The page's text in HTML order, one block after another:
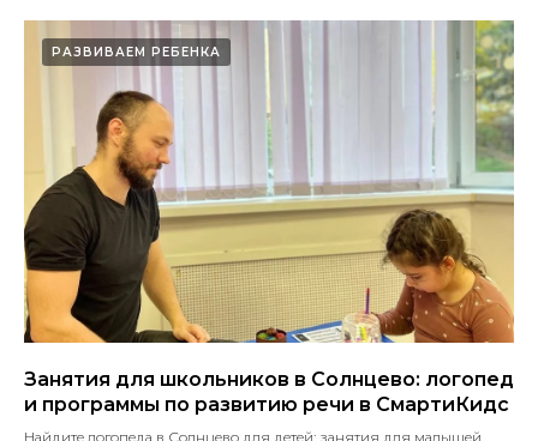
РАЗВИВАЕМ РЕБЕНКА
Занятия для школьников в Солнцево: логопед
и программы по развитию речи в СмартиКидс
Найдите логопеда в Солнцево для детей: занятия для малышей,